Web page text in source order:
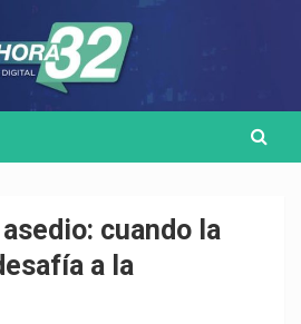
cuando la
a la